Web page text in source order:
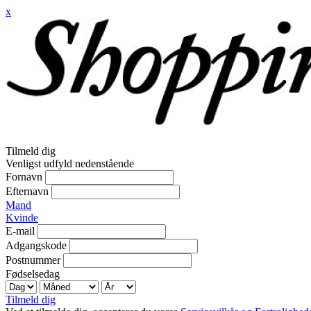
x
Tilmeld dig
Venligst udfyld nedenstående
Fornavn
Efternavn
Mand
Kvinde
E-mail
Adgangskode
Postnummer
Fødselsedag
Tilmeld dig